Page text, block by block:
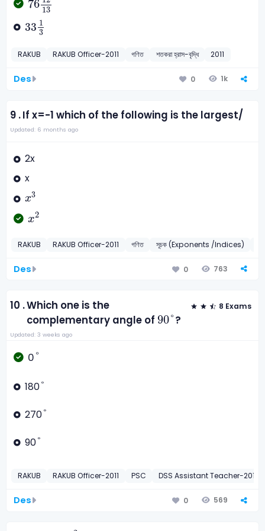
76 13
33 1
3
33 13
RAKUB RAKUB Officer-2011 গণিত শতকরা হ্রাস-বৃদ্ধি 2011
Des 0 1k
9 .If x=-1 which of the following is the largest/
Updated: 6 months ago
2x
x
x3
x3
x2
2
RAKUB RAKUB Officer-2011 গণিত সূচক (Exponents /Indices)
Des 0 763
10 .Which one is the
complementary angle of 90°
90°?
8 Exams
Updated: 3 weeks ago
0°
°
180°°
270°
°
90°
°
RAKUB RAKUB Officer-2011 PSC DSS Assistant Teacher-2017
Des 0 569